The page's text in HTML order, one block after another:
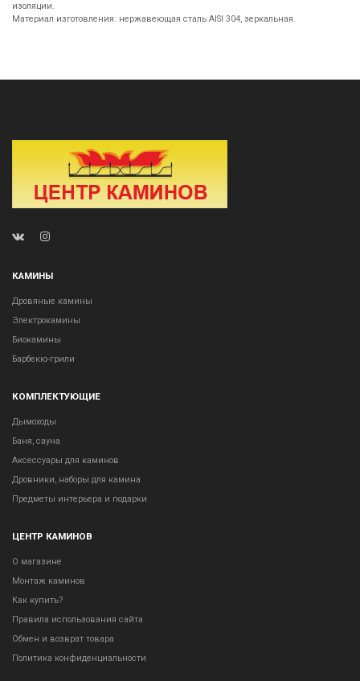
изоляции.
Материал изготовления: нержавеющая сталь AISI 304, зеркальная.
КАМИНЫ
Дровяные камины
Электрокамины
Биокамины
Барбекю-грили
КОМПЛЕКТУЮЩИЕ
Дымоходы
Баня, сауна
Аксессуары для каминов
Дровники, наборы для камина
Предметы интерьера и подарки
ЦЕНТР КАМИНОВ
О магазине
Монтаж каминов
Как купить?
Правила использования сайта
Обмен и возврат товара
Политика конфиденциальности